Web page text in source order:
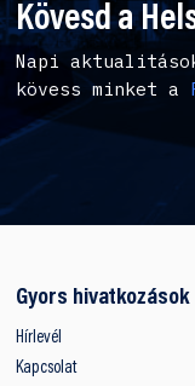
Kövesd a
Napi
kövess minket a
Gyors hivatkozások
Hírlevél
Kapcsolat